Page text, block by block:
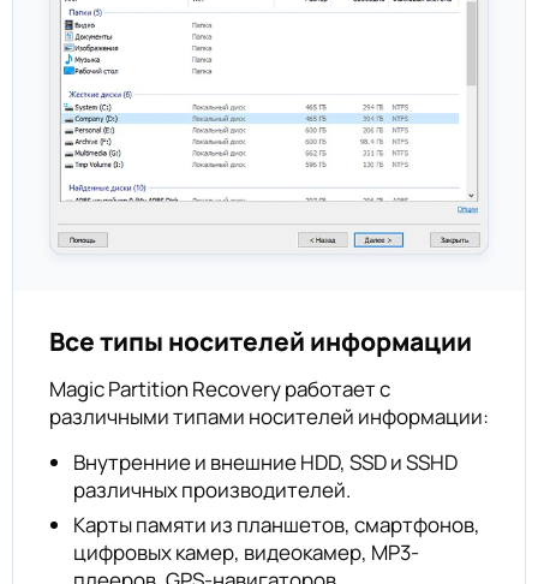
Все типы носителей информации
Magic Partition Recovery работает с
различными типами носителей информации:
Внутренние и внешние HDD, SSD и SSHD
различных производителей.
Карты памяти из планшетов, смартфонов,
цифровых камер, видеокамер, MP3-